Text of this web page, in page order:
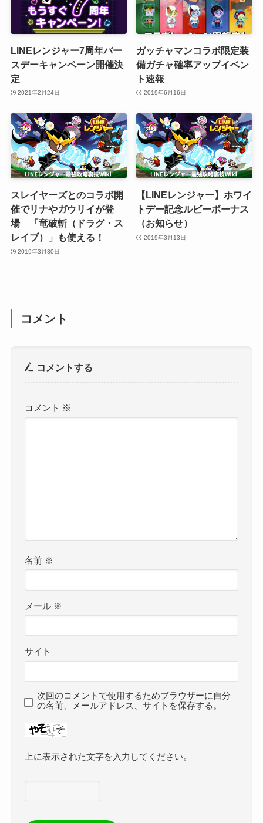
LINEレンジャー7周年バー
スデーキャンペーン開催決
定
2021年2月24日
ガッチャマンコラボ限定装
備ガチャ確率アップイベン
ト速報
2019年6月16日
スレイヤーズとのコラボ開
催でリナやガウリイが登
場 「竜破斬（ドラグ・ス
レイブ）」も使える！
2019年3月30日
【LINEレンジャー】ホワイ
トデー記念ルビーボーナス
（お知らせ）
2019年3月13日
コメント
コメントする
コメント ※
名前 ※
メール ※
サイト
次回のコメントで使用するためブラウザーに自分
の名前、メールアドレス、サイトを保存する。
上に表示された文字を入力してください。